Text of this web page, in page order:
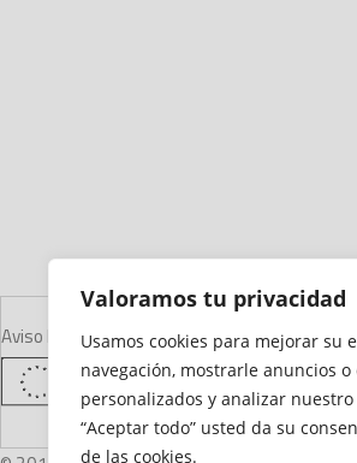
Valoramos tu privacidad
Usamos cookies para mejorar su
navegación, mostrarle anuncios
personalizados y analizar
“Aceptar todo” usted da su
de las cookies.
Aviso LegalDeclaración de AccesibilidadMapa